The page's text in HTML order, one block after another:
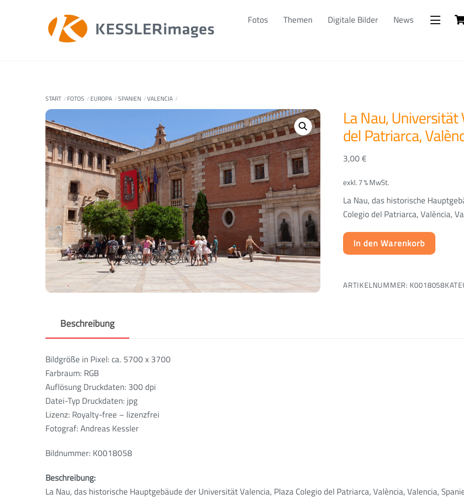
Fotos Themen Digitale Bilder News
START FOTOS EUROPA SPANIEN VALENCIA
La Nau, Universität
del Patriarca,
3,00€
exkl. 7 % MwSt.
La Nau, das historische
Colegio del Patriarca, València,
In den Warenkorb
ARTIKELNUMMER: K0018058
Beschreibung
Bildgröße in Pixel: ca. 5700 x 3700
Farbraum: RGB
Auflösung Druckdaten: 300 dpi
Datei-Typ Druckdaten: jpg
Lizenz: Royalty-free – lizenzfrei
Fotograf: Andreas Kessler
Bildnummer: K0018058
Beschreibung:
La Nau, das historische Hauptgebäude der Universität Valencia, Plaza Colegio del Patriarca, València, Valencia,